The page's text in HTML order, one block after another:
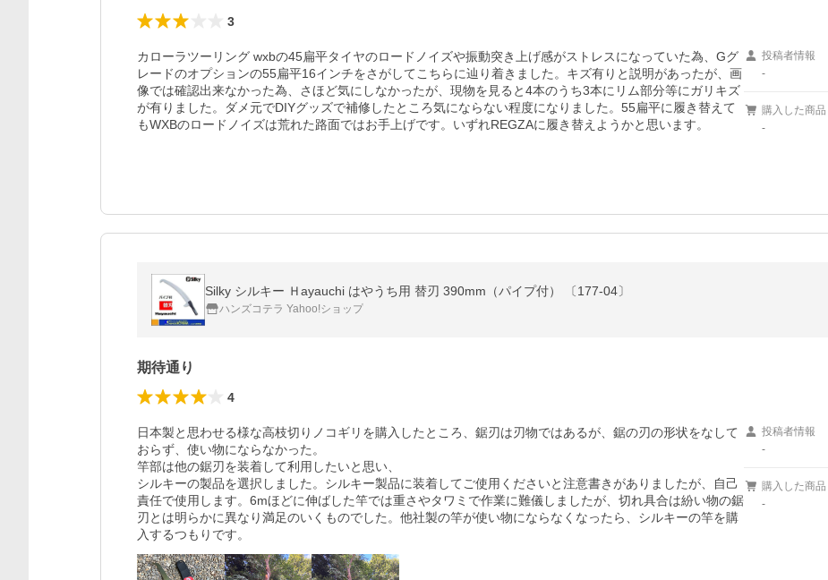
3
カローラツーリング wxbの45扁平タイヤのロードノイズや振動突き上げ感がストレスになっていた為、Gグ
レードのオプションの55扁平16インチをさがしてこちらに辿り着きました。キズ有りと説明があったが、画
像では確認出来なかった為、さほど気にしなかったが、現物を見ると4本のうち3本にリム部分等にガリキズ
が有りました。ダメ元でDIYグッズで補修したところ気にならない程度になりました。55扁平に履き替えて
もWXBのロードノイズは荒れた路面ではお手上げです。いずれREGZAに履き替えようかと思います。
投稿者情報
-
購入した商品
-
Silky シルキー Ｈayauchi はやうち用 替刃 390mm（パイプ付） 〔177-04〕
ハンズコテラ Yahoo!ショップ
期待通り
4
日本製と思わせる様な高枝切りノコギリを購入したところ、鋸刃は刃物ではあるが、鋸の刃の形状をなして
おらず、使い物にならなかった。
竿部は他の鋸刃を装着して利用したいと思い、
シルキーの製品を選択しました。シルキー製品に装着してご使用くださいと注意書きがありましたが、自己
責任で使用します。6mほどに伸ばした竿では重さやタワミで作業に難儀しましたが、切れ具合は紛い物の鋸
刃とは明らかに異なり満足のいくものでした。他社製の竿が使い物にならなくなったら、シルキーの竿を購
入するつもりです。
投稿者情報
-
購入した商品
-